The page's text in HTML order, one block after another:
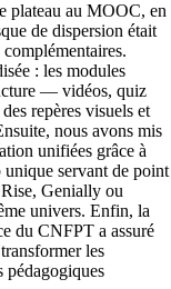
plateau au MOOC, en
de dispersion était
: les modules
— vidéos, quiz
repères visuels et
nous avons mis
unifiées grâce à
unique servant de point
Genially ou
univers. Enfin, la
du CNFPT a assuré
les
pédagogiques